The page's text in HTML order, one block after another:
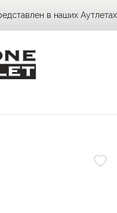
в наших Аутлетах